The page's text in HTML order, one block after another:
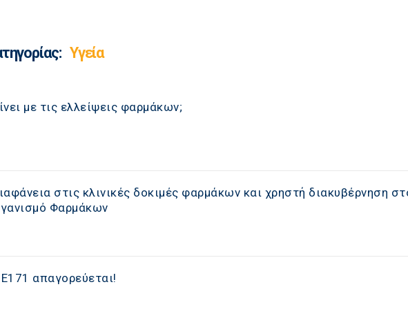
Υγεία
με τις ελλείψεις φαρμάκων;
στις κλινικές δοκιμές φαρμάκων και χρηστή διακυβέρνηση
Φαρμάκων
απαγορεύεται!